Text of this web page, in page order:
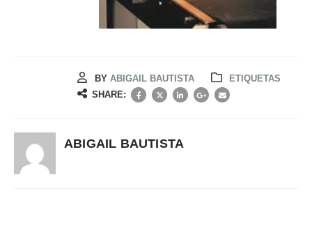
BY ABIGAIL BAUTISTA
ETIQUETAS
SHARE:
ABIGAIL BAUTISTA